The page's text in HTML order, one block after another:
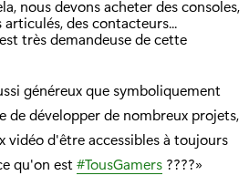
nous devons acheter des consoles,
articulés, des contacteurs...
très demandeuse de cette
généreux que symboliquement
de développer de nombreux projets,
vidéo d'être accessibles à toujours
qu'on est #TousGamers ????